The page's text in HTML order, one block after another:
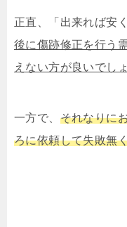
正直、「出来れば安
後に傷跡修正を行う
えない方が良いでしょ
一方で、 それなりに
ろに依頼して失敗無